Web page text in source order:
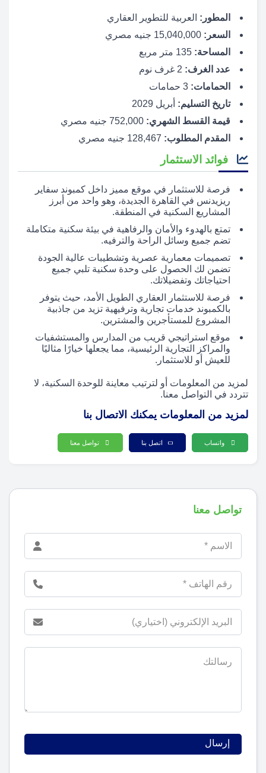
المطور: العربية للتطوير العقاري
السعر:
المساحة:
عدد الغرف:
الحمامات:
تاريخ التسليم: أبريل 2029
قيمة القسط الشهري:
المقدم المطلوب:
فوائد الاستثمار
فرصة للاستثمار في موقع مميز داخل كمبوند سفاير
ريزيدنس في القاهرة الجديدة، وهو واحد من أبرز
المشاريع السكنية في المنطقة.
تمتع بالهدوء والأمان والرفاهية في بيئة سكنية متكاملة
تضم جميع وسائل الراحة والترفيه.
تصميمات معمارية عصرية وتشطيبات عالية الجودة
تضمن لك الحصول على وحدة سكنية تلبي جميع
احتياجاتك وتفضيلاتك.
فرصة للاستثمار العقاري الطويل الأمد، حيث يتوفر
بالكمبوند خدمات تجارية وترفيهية تزيد من جاذبية
المشروع للمستأجرين والمشترين.
موقع استراتيجي قريب من المدارس والمستشفيات
والمراكز التجارية الرئيسية، مما يجعلها خيارًا مثاليًا
للعيش أو للاستثمار.
لمزيد من المعلومات أو لترتيب معاينة للوحدة السكنية، لا
تتردد في التواصل معنا.
لمزيد من المعلومات يمكنك الاتصال بنا
واتساب اتصل بنا تواصل معنا
تواصل معنا